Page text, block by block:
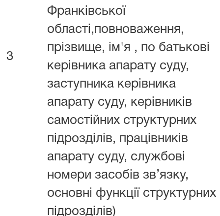
3
Франківської
області,повноваження,
прізвище, ім'я , по батькові
керівника апарату суду,
заступника керівника
апарату суду, керівників
самостійних структурних
підрозділів, працівників
апарату суду, службові
номери засобів зв’язку,
основні функції структурних
підрозділів)